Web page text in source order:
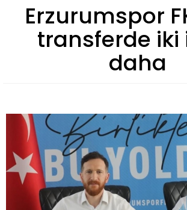
Erzurumspor
transferde iki
daha